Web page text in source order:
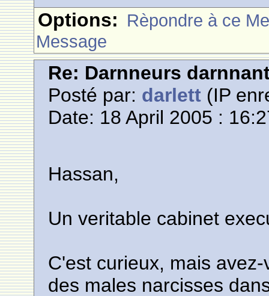
Options: Rèpondre à ce
Message
Re: Darnneurs
Posté par: darlett (IP
Date: 18 April 2005 :
Hassan,
Un veritable cabinet
C'est curieux, mais
des males narcisses